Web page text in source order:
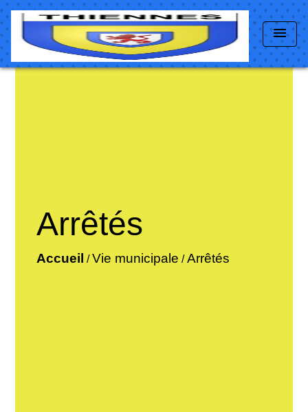
menu
Arrêtés
Accueil /Vie municipale /Arrêtés